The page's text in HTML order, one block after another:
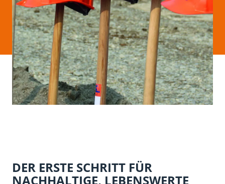
DER ERSTE SCHRITT FÜR
NACHHALTIGE, LEBENSWERTE